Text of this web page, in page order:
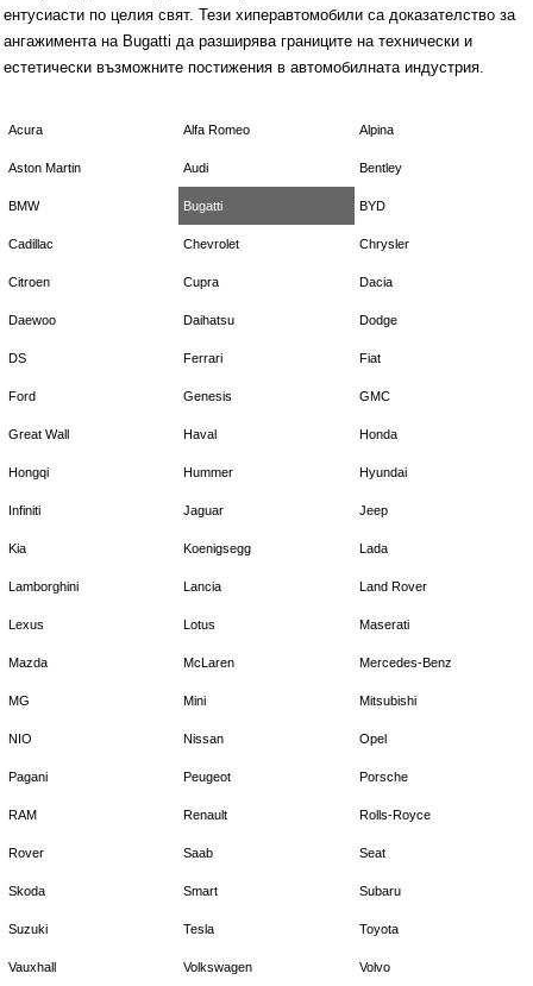
ентусиасти по целия свят. Тези хиперавтомобили са доказателство за
ангажимента на Bugatti да разширява границите на технически и
естетически възможните постижения в автомобилната индустрия.
Acura Alfa Romeo Alpina
Aston Martin Audi Bentley
BMW Bugatti BYD
Cadillac Chevrolet Chrysler
Citroen Cupra Dacia
Daewoo Daihatsu Dodge
DS Ferrari Fiat
Ford Genesis GMC
Great Wall Haval Honda
Hongqi Hummer Hyundai
Infiniti Jaguar Jeep
Kia Koenigsegg Lada
Lamborghini Lancia Land Rover
Lexus Lotus Maserati
Mazda McLaren Mercedes-Benz
MG Mini Mitsubishi
NIO Nissan Opel
Pagani Peugeot Porsche
RAM Renault Rolls-Royce
Rover Saab Seat
Skoda Smart Subaru
Suzuki Tesla Toyota
Vauxhall Volkswagen Volvo